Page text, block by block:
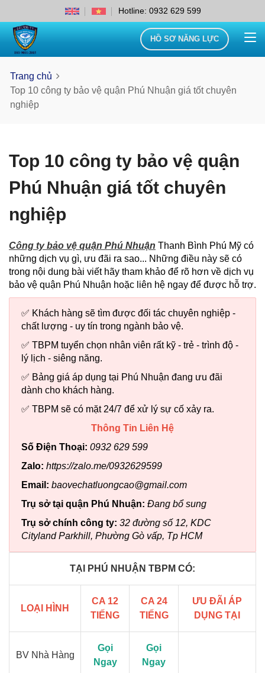
Hotline: 0932 629 599
HỒ SƠ NĂNG LỰC
Trang chủ
Top 10 công ty bảo vệ quận Phú Nhuận giá tốt chuyên
nghiệp
Top 10 công ty bảo vệ quận
Phú Nhuận giá tốt chuyên
nghiệp
Công ty bảo vệ quận Phú Nhuận Thanh Bình Phú Mỹ có
những dịch vụ gì, ưu đãi ra sao... Những điều này sẽ có
trong nội dung bài viết hãy tham khảo để rõ hơn về dịch vụ
bảo vệ quận Phú Nhuận hoặc liên hệ ngay để được hỗ trợ.
✅ Khách hàng sẽ tìm được đối tác chuyên nghiệp -
chất lượng - uy tín trong ngành bảo vệ.
✅ TBPM tuyển chọn nhân viên rất kỹ - trẻ - trình độ -
lý lịch - siêng năng.
✅ Bảng giá áp dụng tại Phú Nhuận đang ưu đãi
dành cho khách hàng.
✅ TBPM sẽ có mặt 24/7 để xử lý sự cố xảy ra.
Thông Tin Liên Hệ
Số Điện Thoại: 0932 629 599
Zalo: https://zalo.me/0932629599
Email: baovechatluongcao@gmail.com
Trụ sở tại quận Phú Nhuận: Đang bổ sung
Trụ sở chính công ty: 32 đường số 12, KDC
Cityland Parkhill, Phường Gò vấp, Tp HCM
TẠI PHÚ NHUẬN TBPM CÓ:
LOẠI HÌNH
CA 12
TIẾNG
CA 24
TIẾNG
ƯU ĐÃI ÁP
DỤNG TẠI
BV Nhà Hàng
Gọi
Ngay
Gọi
Ngay